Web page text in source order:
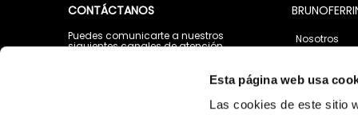
Esta página web usa
Las cookies de este sitio
CONTÁCTANOS
Puedes comunicarte a nuestros
siguientes canales de atención
Nosotros